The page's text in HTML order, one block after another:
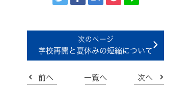
学校再開と夏休みの短縮について
前へ 一覧へ 次へ